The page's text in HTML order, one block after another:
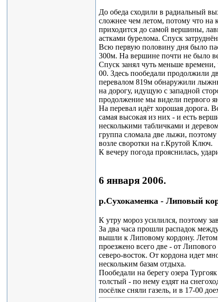
До обеда сходили в радиальный
сложнее чем летом, потому что на
приходится до самой вершины,
астками бурелома. Спуск
Всю первую половину дня было
300м. На вершине почти не было
Спуск занял чуть меньше времени,
00. Здесь пообедали продолжили
перевалом 819м обнаружили
на дорогу, идущую с западной
продолжение мы видели первого
На перевал идёт хорошая дорога.
самая высокая из них - и есть
несколькими табличками и
группа сломала две лыжи,
возле своротки на г.Крутой Ключ.
К вечеру погода прояснилась,
6 января 2006.
р.Сухокаменка - Липовый
К утру мороз усилился, поэтому
За два часа прошли распадок
вышли к Липовому кордону. Летом
проезжено всего две - от
северо-восток. От кордона идет
нескольким базам отдыха.
Пообедали на берегу озера
толстый - по нему ездят на
посёлке сняли газель, и в 17-00